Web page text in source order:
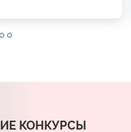
КОНКУРСЫ